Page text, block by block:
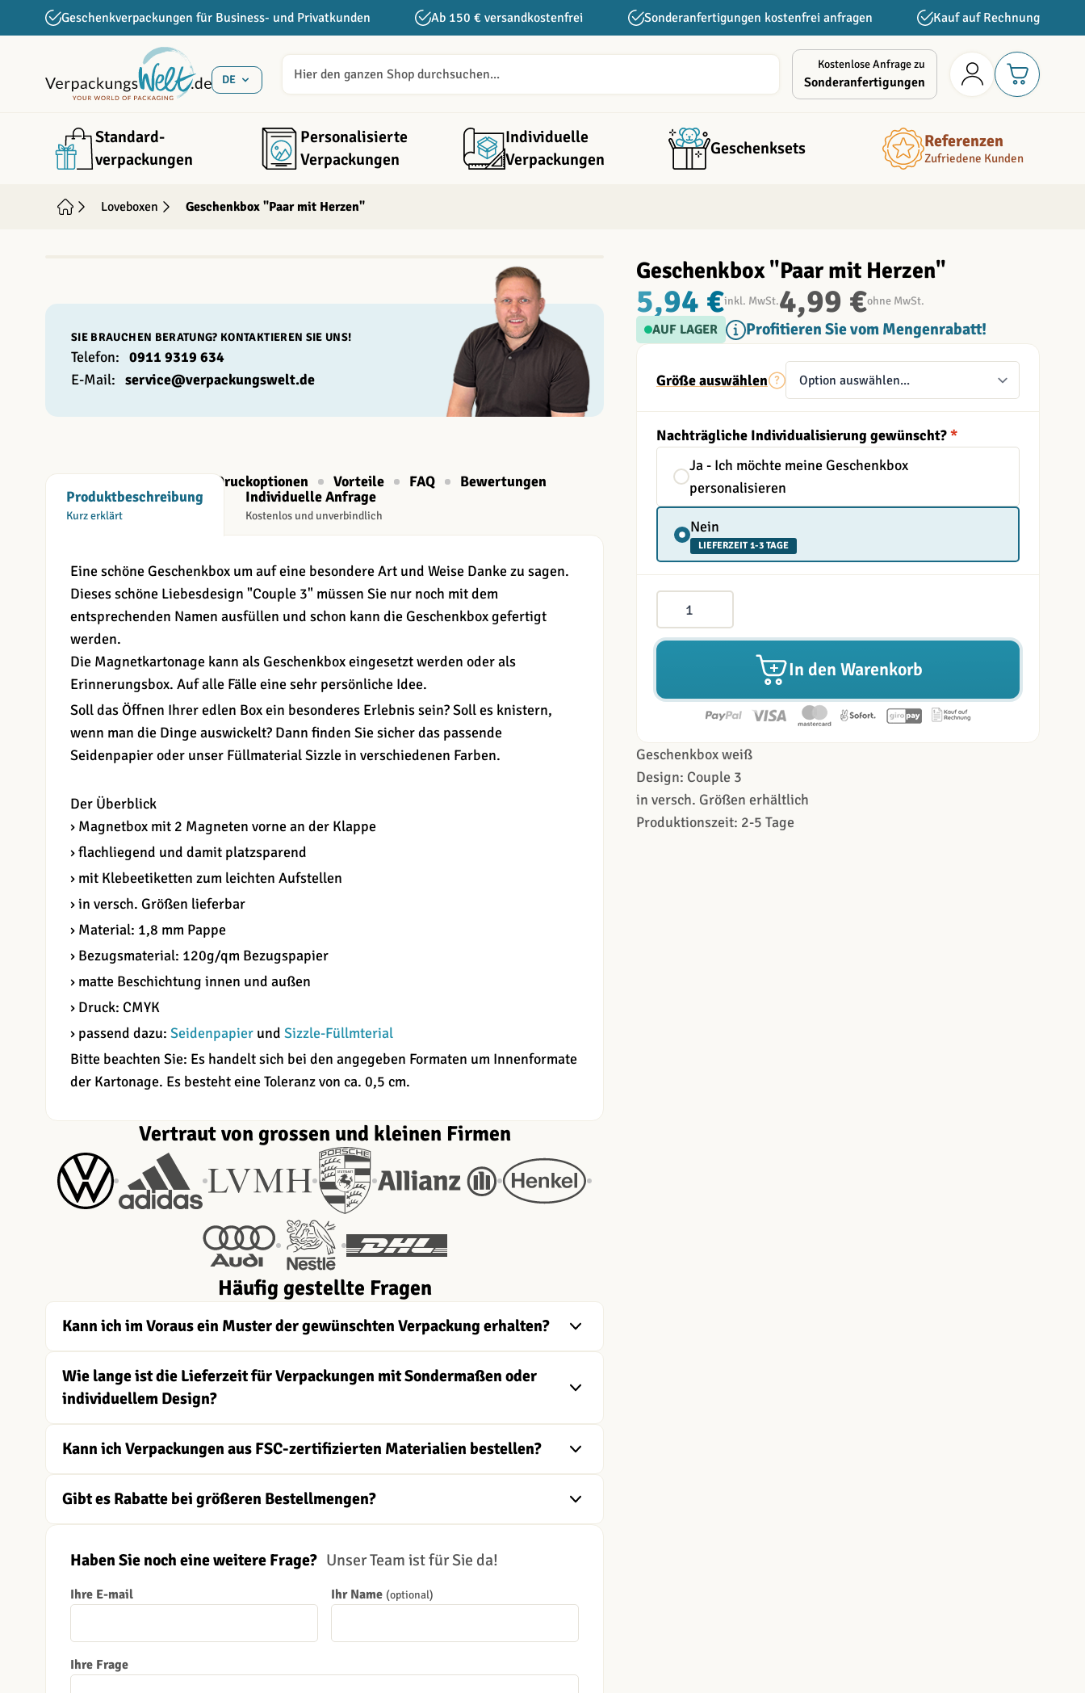
Direkt zum InhaltGeschenkverpackungen für Business- und Privatkunden Ab 150 € versandkostenfrei Sonderanfertigungen kostenfrei anfragen Kauf auf Rechnung
DE
Kostenlose Anfrage zu
Sonderanfertigungen
Standard­
verpackungen
Personalisierte
Verpackungen
Individuelle
Verpackungen
Geschenksets Referenzen
Zufriedene Kunden
Loveboxen Geschenkbox "Paar mit Herzen"
SIE BRAUCHEN BERATUNG? KONTAKTIEREN SIE UNS!
Telefon: 0911 9319 634
E-Mail: service@verpackungswelt.de
Druckoptionen Vorteile FAQ
Bewertungen
Produktbeschreibung
Kurz erklärt
Individuelle Anfrage
Kostenlos und unverbindlich
Eine schöne Geschenkbox um auf eine besondere Art und Weise Danke zu sagen.
Dieses schöne Liebesdesign "Couple 3" müssen Sie nur noch mit dem
entsprechenden Namen ausfüllen und schon kann die Geschenkbox gefertigt
werden.
Die Magnetkartonage kann als Geschenkbox eingesetzt werden oder als
Erinnerungsbox. Auf alle Fälle eine sehr persönliche Idee.
Soll das Öffnen Ihrer edlen Box ein besonderes Erlebnis sein? Soll es knistern,
wenn man die Dinge auswickelt? Dann finden Sie sicher das passende
Seidenpapier oder unser Füllmaterial Sizzle in verschiedenen Farben.
Der Überblick
› Magnetbox mit 2 Magneten vorne an der Klappe
› flachliegend und damit platzsparend
› mit Klebeetiketten zum leichten Aufstellen
› in versch. Größen lieferbar
› Material: 1,8 mm Pappe
› Bezugsmaterial: 120g/qm Bezugspapier
› matte Beschichtung innen und außen
› Druck: CMYK
› passend dazu: Seidenpapier und Sizzle-Füllmterial
Bitte beachten Sie: Es handelt sich bei den angegeben Formaten um Innenformate
der Kartonage. Es besteht eine Toleranz von ca. 0,5 cm.
Vertraut von grossen und kleinen Firmen
Häufig gestellte Fragen
Kann ich im Voraus ein Muster der gewünschten Verpackung erhalten?
Wie lange ist die Lieferzeit für Verpackungen mit Sondermaßen oder
individuellem Design?
Kann ich Verpackungen aus FSC-zertifizierten Materialien bestellen?
Gibt es Rabatte bei größeren Bestellmengen?
Haben Sie noch eine weitere Frage? Unser Team ist für Sie da!
Ihre E-mail Ihr Name (optional)
Ihre Frage
Geschenkbox "Paar mit Herzen"
5,94 €inkl. MwSt.4,99 €ohne MwSt.
AUF LAGER Profitieren Sie vom Mengenrabatt!
Größe auswählen
Nachträgliche Individualisierung gewünscht?*
Ja - Ich möchte meine Geschenkbox
personalisieren
Nein
LIEFERZEIT 1-3 TAGE
Menge
In den Warenkorb
Geschenkbox weiß
Design: Couple 3
in versch. Größen erhältlich
Produktionszeit: 2-5 Tage